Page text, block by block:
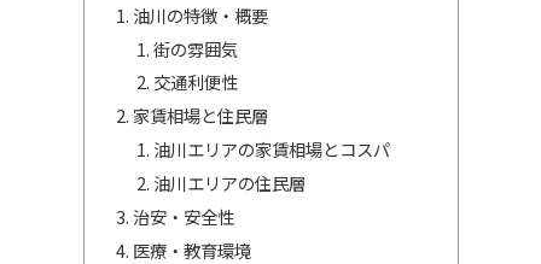
油川の特徴・概要
街の雰囲気
交通利便性
家賃相場と住民層
油川エリアの家賃相場とコスパ
油川エリアの住民層
治安・安全性
医療・教育環境